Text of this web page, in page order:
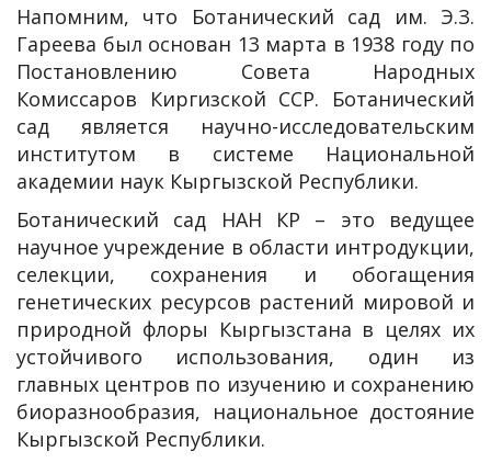
Напомним, что Ботанический сад им. Э.З.
Гареева был основан 13 марта в 1938 году по
Постановлению Совета Народных
Комиссаров Киргизской ССР. Ботанический
сад является научно-исследовательским
институтом в системе Национальной
академии наук Кыргызской Республики.
Ботанический сад НАН КР – это ведущее
научное учреждение в области интродукции,
селекции, сохранения и обогащения
генетических ресурсов растений мировой и
природной флоры Кыргызстана в целях их
устойчивого использования, один из
главных центров по изучению и сохранению
биоразнообразия, национальное достояние
Кыргызской Республики.